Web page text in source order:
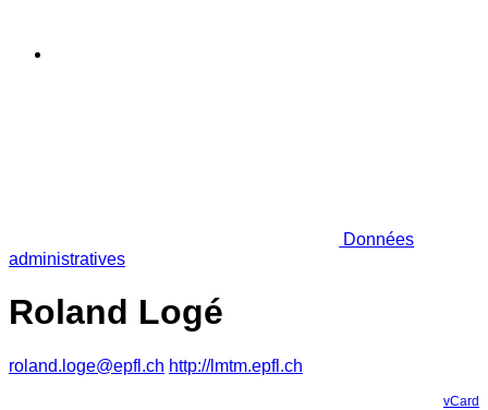
Données
administratives
Roland Logé
roland.loge@epfl.ch http://lmtm.epfl.ch
vCard